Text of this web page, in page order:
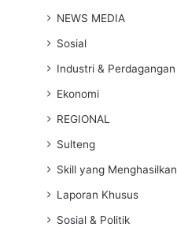
NEWS MEDIA
Sosial
Industri & Perdagangan
Ekonomi
REGIONAL
Sulteng
Skill yang Menghasilkan
Laporan Khusus
Sosial & Politik